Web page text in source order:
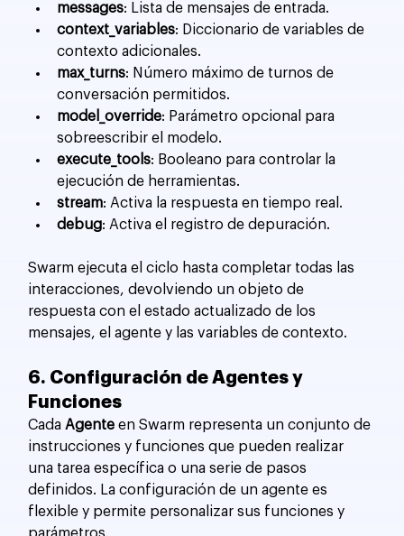
messages: Lista de mensajes de entrada.
context_variables: Diccionario de variables de
contexto adicionales.
max_turns: Número máximo de turnos de
conversación permitidos.
model_override: Parámetro opcional para
sobreescribir el modelo.
execute_tools: Booleano para controlar la
ejecución de herramientas.
stream: Activa la respuesta en tiempo real.
debug: Activa el registro de depuración.
Swarm ejecuta el ciclo hasta completar todas las
interacciones, devolviendo un objeto de
respuesta con el estado actualizado de los
mensajes, el agente y las variables de contexto.
6. Configuración de Agentes y
Funciones
Cada Agente en Swarm representa un conjunto de
instrucciones y funciones que pueden realizar
una tarea específica o una serie de pasos
definidos. La configuración de un agente es
flexible y permite personalizar sus funciones y